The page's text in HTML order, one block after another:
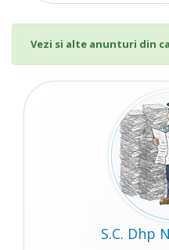
Vezi si alte anunturi din
S.C. Dhp